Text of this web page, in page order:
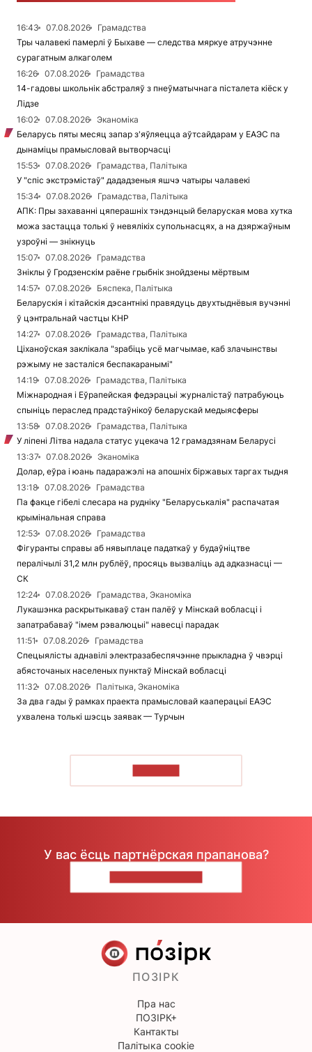
16:43 07.08.2026
Грамадства
Тры чалавекі памерлі ў Быхаве — следства мяркуе атручэнне
сурагатным алкаголем
16:26
07.08.2026
Грамадства
14-гадовы школьнік абстраляў з пнеўматычнага пісталета кіёск у
Лідзе
16:02
07.08.2026
Эканоміка
Беларусь пяты месяц запар з'яўляецца аўтсайдарам у ЕАЭС па
дынаміцы прамысловай вытворчасці
15:53
07.08.2026
Грамадства, Палітыка
У "спіс экстрэмістаў" дададзеныя яшчэ чатыры чалавекі
15:34
07.08.2026
Грамадства, Палітыка
АПК: Пры захаванні цяперашніх тэндэнцый беларуская мова хутка
можа застацца толькі ў невялікіх супольнасцях, а на дзяржаўным
узроўні — знікнуць
15:07
07.08.2026
Грамадства
Зніклы ў Гродзенскім раёне грыбнік знойдзены мёртвым
14:57
07.08.2026
Бяспека, Палітыка
Беларускія і кітайскія дэсантнікі правядуць двухтыднёвыя вучэнні
ў цэнтральнай частцы КНР
14:27
07.08.2026
Грамадства, Палітыка
Ціханоўская заклікала "зрабіць усё магчымае, каб злачынствы
рэжыму не засталіся беспакаранымі"
14:19
07.08.2026
Грамадства, Палітыка
Міжнародная і Еўрапейская федэрацыі журналістаў патрабуюць
спыніць пераслед прадстаўнікоў беларускай медыясферы
13:58
07.08.2026
Грамадства, Палітыка
У ліпені Літва надала статус уцекача 12 грамадзянам Беларусі
13:37
07.08.2026
Эканоміка
Долар, еўра і юань падаражэлі на апошніх біржавых таргах тыдня
13:18
07.08.2026
Грамадства
Па факце гібелі слесара на рудніку "Беларуськалія" распачатая
крымінальная справа
12:53
07.08.2026
Грамадства
Фігуранты справы аб нявыплаце падаткаў у будаўніцтве
пералічылі 31,2 млн рублёў, просяць вызваліць ад адказнасці —
СК
12:24
07.08.2026
Грамадства, Эканоміка
Лукашэнка раскрытыкаваў стан палёў у Мінскай вобласці і
запатрабаваў "імем рэвалюцыі" навесці парадак
11:51
07.08.2026
Грамадства
Спецыялісты аднавілі электразабеспячэнне прыкладна ў чвэрці
абясточаных населеных пунктаў Мінскай вобласці
11:32
07.08.2026
Палітыка, Эканоміка
За два гады ў рамках праекта прамысловай кааперацыі ЕАЭС
ухвалена толькі шэсць заявак — Турчын
У вас ёсць партнёрская прапанова?
ПОЗІРК
Пра нас
ПОЗІРК+
Кантакты
Палітыка cookie